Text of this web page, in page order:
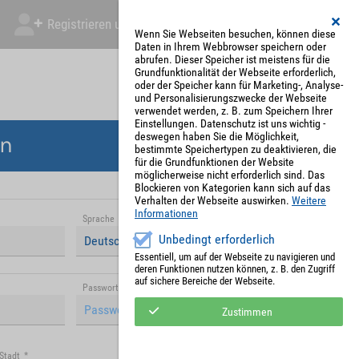
Registrieren und Angebot abgeben Mein Account
Sprache
Deutsch (Deutschland)
Passwort (Wiederholung) *
Stadt *
Wenn Sie Webseiten besuchen, können diese
Daten in Ihrem Webbrowser speichern oder
abrufen. Dieser Speicher ist meistens für die
Grundfunktionalität der Webseite erforderlich,
oder der Speicher kann für Marketing-, Analyse-
und Personalisierungszwecke der Webseite
verwendet werden, z. B. zum Speichern Ihrer
Einstellungen. Datenschutz ist uns wichtig -
deswegen haben Sie die Möglichkeit,
bestimmte Speichertypen zu deaktivieren, die
für die Grundfunktionen der Website
möglicherweise nicht erforderlich sind. Das
Blockieren von Kategorien kann sich auf das
Verhalten der Webseite auswirken. Weitere
Informationen
Unbedingt erforderlich
Essentiell, um auf der Webseite zu navigieren und
deren Funktionen nutzen können, z. B. den Zugriff
auf sichere Bereiche der Webseite.
Zustimmen